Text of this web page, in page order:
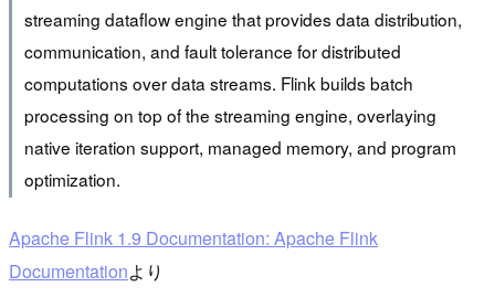
streaming dataflow engine that provides data distribution,
communication, and fault tolerance for distributed
computations over data streams. Flink builds batch
processing on top of the streaming engine, overlaying
native iteration support, managed memory, and program
optimization.
Apache Flink 1.9 Documentation: Apache Flink
Documentationより